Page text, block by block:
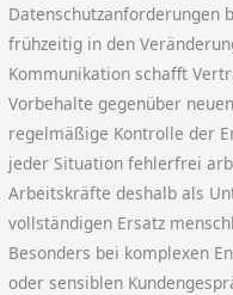
Datenschutzanforderungen
frühzeitig in den
Kommunikation schafft
Vorbehalte gegenüber
regelmäßige Kontrolle der
jeder Situation fehlerfrei
Arbeitskräfte deshalb als
vollständigen Ersatz
Besonders bei komplexen
oder sensiblen